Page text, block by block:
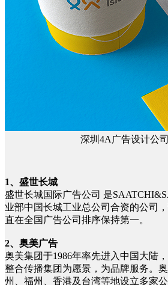
深圳4A广告设计公
1、盛世长城
盛世长城国际广告公司 是
业部中国长城工业总公司合资的公司
直在全国广告公司排序保持第一。
2、奥美广告
奥美集团于1986年率先进入中国大陆
整合传播集团为愿景，为品牌服务。
州、福州、香港及台湾等地设立多家公